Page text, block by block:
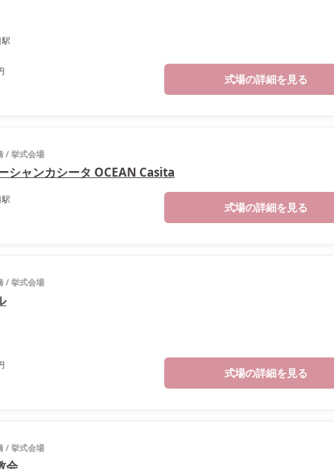
式場の詳細を見る
/挙式会場
シャンカシータ OCEAN Casita
式場の詳細を見る
/挙式会場
式場の詳細を見る
/挙式会場